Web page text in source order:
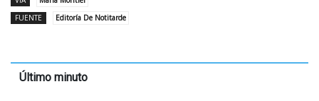
FUENTE
Editoría De Notitarde
Último minuto